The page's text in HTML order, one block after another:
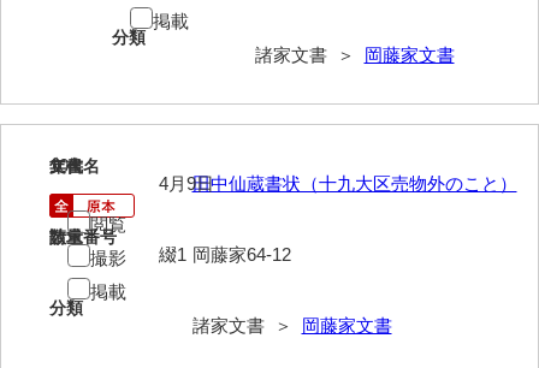
梅村明文書
江浪家文書
恵良宏収集文書
大谷家文書
分類
諸家文書 ＞ 岡藤家文書
掲載
104
文書名
田中仙蔵書状（十九大区売物外のこと）
請求番号
岡藤家64-12
分類
諸家文書 ＞ 岡藤家文書
年代
4月9日
数量
綴1
閲覧
撮影
掲載